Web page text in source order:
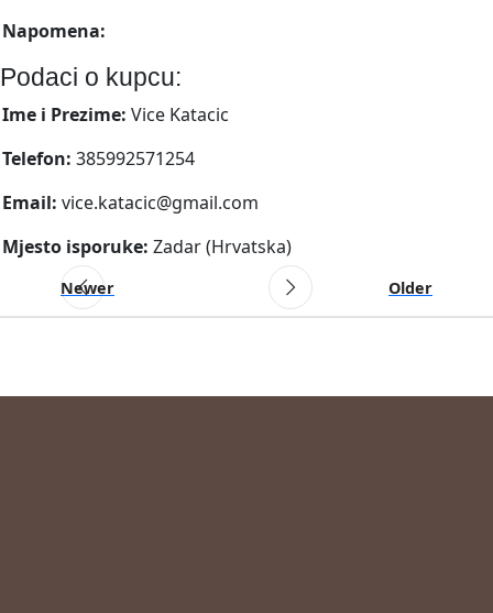
Napomena:
Podaci o kupcu:
Ime i Prezime: Vice Katacic
Telefon: 385992571254
Email: vice.katacic@gmail.com
Mjesto isporuke: Zadar (Hrvatska)
Newer Older